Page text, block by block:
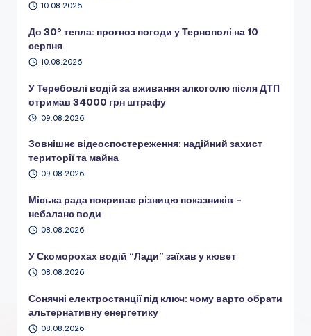
10.08.2026
До 30° тепла: прогноз погоди у Тернополі на 10
серпня
10.08.2026
У Теребовлі водій за вживання алкоголю після ДТП
отримав 34000 грн штрафу
09.08.2026
Зовнішнє відеоспостереження: надійний захист
території та майна
09.08.2026
Міська рада покриває різницю показників –
небаланс води
08.08.2026
У Скоморохах водій “Лади” заїхав у кювет
08.08.2026
Сонячні електростанції під ключ: чому варто обрати
альтернативну енергетику
08.08.2026